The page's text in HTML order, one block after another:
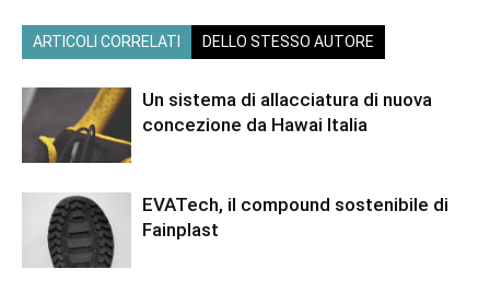
ARTICOLI CORRELATI DELLO STESSO AUTORE
Un sistema di allacciatura di nuova
concezione da Hawai Italia
EVATech, il compound sostenibile di
Fainplast